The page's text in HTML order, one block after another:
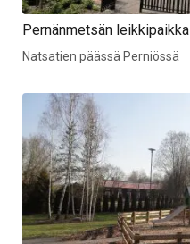
Pernänmetsän leikkipaikka
Natsatien päässä Perniössä